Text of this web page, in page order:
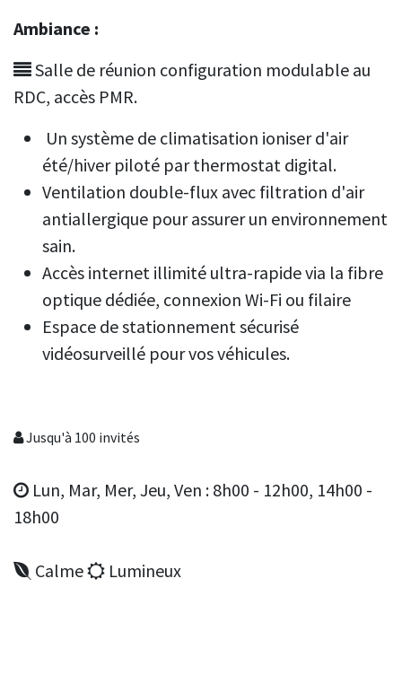
Ambiance :
Salle de réunion configuration modulable au
RDC, accès PMR.
Un système de climatisation ioniser d'air
été/hiver piloté par thermostat digital.
Ventilation double-flux avec filtration d'air
antiallergique pour assurer un environnement
sain.
Accès internet illimité ultra-rapide via la fibre
optique dédiée, connexion Wi-Fi ou filaire
Espace de stationnement sécurisé
vidéosurveillé pour vos véhicules.
Jusqu'à 100 invités
Lun, Mar, Mer, Jeu, Ven : 8h00 - 12h00, 14h00 -
18h00
Calme Lumineux